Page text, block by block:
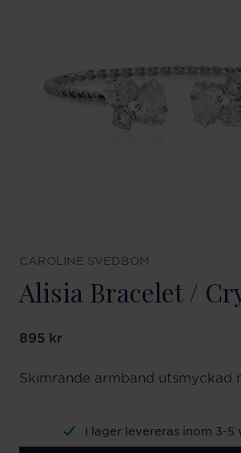
CAROLINE SVEDBOM
Alisia Bracelet /
Pris :895 kr
895 kr
Skimrande armband utsmyckad
I lager levereras inom 3-5